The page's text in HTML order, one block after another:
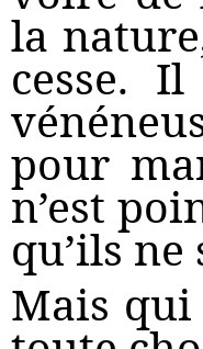
la
cesse.
pour
n’est
qu’ils
Mais qui